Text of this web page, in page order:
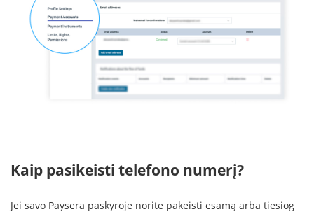
Kaip pasikeisti telefono numerį?
Jei savo Paysera paskyroje norite pakeisti esamą arba tiesiog